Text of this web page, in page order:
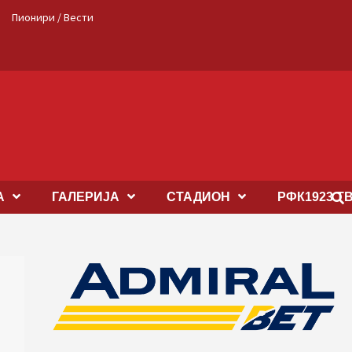
Пионири / Вести
ГАЛЕРИЈА СТАДИОН РФК1923